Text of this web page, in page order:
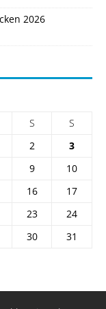
2026
S
S
2
3
9
10
16
17
23
24
30
31